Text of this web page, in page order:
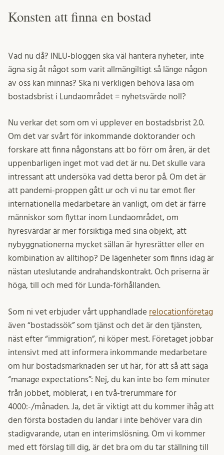
Konsten att finna en bostad
Vad nu då? INLU-bloggen ska väl hantera nyheter, inte
ägna sig åt något som varit allmängiltigt så länge någon
av oss kan minnas? Ska ni verkligen behöva läsa om
bostadsbrist i Lundaområdet = nyhetsvärde noll?
Nu verkar det som om vi upplever en bostadsbrist 2.0.
Om det var svårt för inkommande doktorander och
forskare att finna någonstans att bo förr om åren, är det
uppenbarligen inget mot vad det är nu. Det skulle vara
intressant att undersöka vad detta beror på. Om det är
att pandemi-proppen gått ur och vi nu tar emot fler
internationella medarbetare än vanligt, om det är färre
människor som flyttar inom Lundaområdet, om
hyresvärdar är mer försiktiga med sina objekt, att
nybyggnationerna mycket sällan är hyresrätter eller en
kombination av alltihop? De lägenheter som finns idag är
nästan uteslutande andrahandskontrakt. Och priserna är
höga, till och med för Lunda-förhållanden.
Som ni vet erbjuder vårt upphandlade relocationföretag
även “bostadssök” som tjänst och det är den tjänsten,
näst efter “immigration”, ni köper mest. Företaget jobbar
intensivt med att informera inkommande medarbetare
om hur bostadsmarknaden ser ut här, för att så att säga
“manage expectations”: Nej, du kan inte bo fem minuter
från jobbet, möblerat, i en två-trerummare för
4000:-/månaden. Ja, det är viktigt att du kommer ihåg att
den första bostaden du landar i inte behöver vara din
stadigvarande, utan en interimslösning. Om vi kommer
med ett förslag till dig, är det bra om du tar ställning till